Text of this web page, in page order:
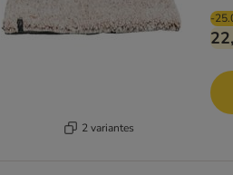
2 variantes
-